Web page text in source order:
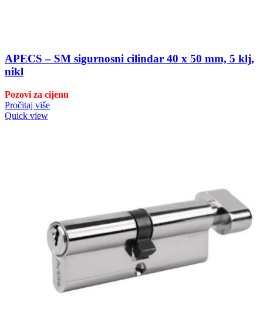
APECS – SM sigurnosni cilindar 40 x 50 mm, 5 klj,
nikl
Pozovi za cijenu
Pročitaj više
Quick view